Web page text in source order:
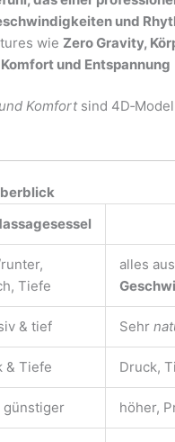
und
wie Zero Gravity,
und Entspannung
Komfortsind
Tiefe
alles
& tief Sehr
& Tiefe Druck,
günstiger höher,